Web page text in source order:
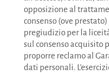
opposizione al
consenso (ove
pregiudizio per la
sul consenso acquisito
proporre reclamo al
dati personali.